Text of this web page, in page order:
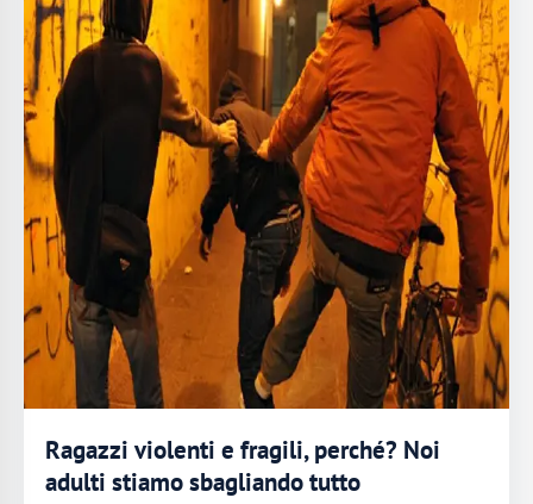
Ragazzi violenti e fragili, perché? Noi
adulti stiamo sbagliando tutto